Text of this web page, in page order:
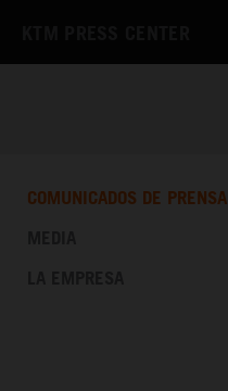
COMUNICADOS DE PRENSA